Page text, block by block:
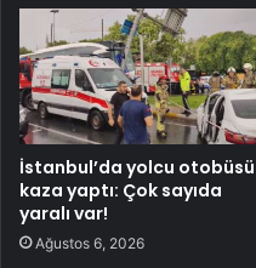
İstanbul’da yolcu otobüsü
kaza yaptı: Çok sayıda
yaralı var!
Ağustos 6, 2026